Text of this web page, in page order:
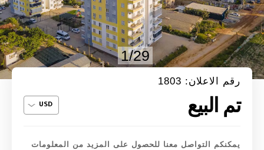
1/29
رقم الاعلان: 1803
تم البيع
يمكنكم التواصل معنا للحصول على المزيد من المعلومات